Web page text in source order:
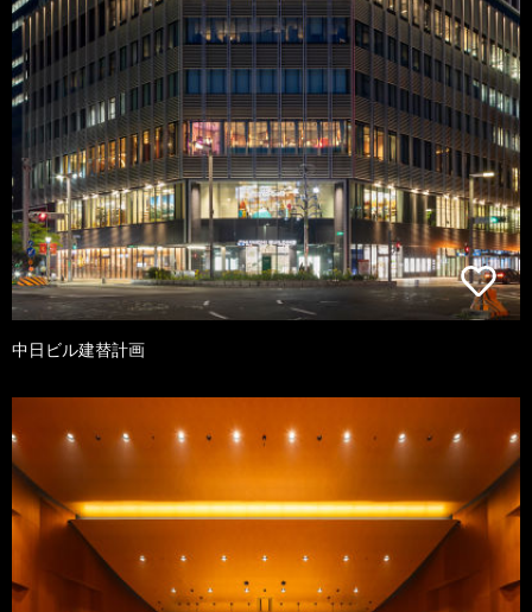
中日ビル建替計画